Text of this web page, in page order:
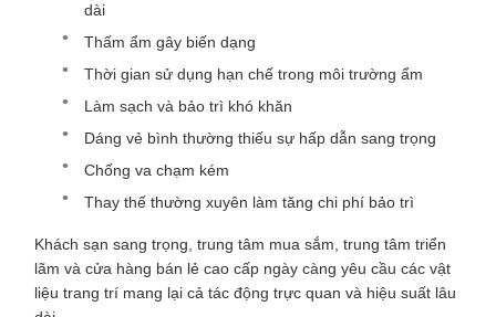
dài
Thấm ẩm gây biến dạng
Thời gian sử dụng hạn chế trong môi trường ẩm
Làm sạch và bảo trì khó khăn
Dáng vẻ bình thường thiếu sự hấp dẫn sang trọng
Chống va chạm kém
Thay thế thường xuyên làm tăng chi phí bảo trì
Khách sạn sang trọng, trung tâm mua sắm, trung tâm triển
lãm và cửa hàng bán lẻ cao cấp ngày càng yêu cầu các vật
liệu trang trí mang lại cả tác động trực quan và hiệu suất lâu